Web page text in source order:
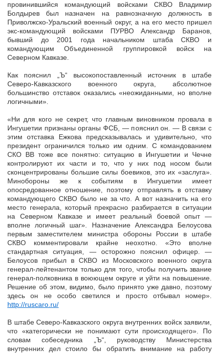
провинившийся командующий войсками СКВО Владимир
Болдырев был назначен на равнозначную должность в
Приволжско-Уральский военный округ, а на его место пришел
экс-командующий войсками ПУРВО Александр Баранов,
бывший до 2001 года начальником штаба СКВО и
командующим Объединенной группировкой войск на
Северном Кавказе.
Как пояснил „Ъ“ высокопоставленный источник в штабе
Северо-Кавказского военного округа, абсолютное
большинство отставок оказались «неожиданными, но вполне
логичными».
«Ни для кого не секрет, что главным виновником провала в
Ингушетии признаны органы ФСБ, — пояснил он. — В связи с
этим отставка Ежкова предсказывалась и удивительно, что
президент ограничился только им одним. С командованием
СКО ВВ тоже все понятно: ситуацию в Ингушетии и Чечне
контролируют их части и то, что у них под носом были
сконцентрированы большие силы боевиков, это их «заслуга».
Минобороны же к событиям в Ингушетии имеет
опосредованное отношение, поэтому отправлять в отставку
командующего СКВО было не за что. А вот назначить на его
место генерала, который прекрасно разбирается в ситуации
на Северном Кавказе и имеет реальный боевой опыт —
вполне логичный шаг». Назначение Александра Белоусова
первым заместителем министра обороны России в штабе
СКВО комментировали крайне неохотно. «Это вполне
стандартная ситуация, — осторожно пояснил офицер. —
Белоусов прибыл в СКВО из Московского военного округа
генерал-лейтенантом только для того, чтобы получить звание
генерал-полковника в воюющем округе и уйти на повышение.
Решение об этом, видимо, было принято уже давно, поэтому
здесь он не особо светился и просто отбывал номер».
http://ruscaro.ru/
В штабе Северо-Кавказского округа внутренних войск заявили,
что «категорически не понимают сути происходящего». По
словам собеседника „Ъ“, руководству Министерства
внутренних дел стоило бы обратить внимание на работу